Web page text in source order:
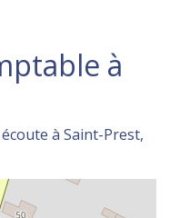
à
à Saint-Prest,